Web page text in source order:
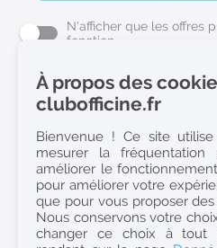
N'afficher que les offres
fonction
L'emploi Pharmacie par
Pharmacien (H/F)
Préparateur en Pharmacie (H/F)
Etudiant en Pharmacie (H/F)
Etudiant en Pharmacie 6e
Conseiller Dermo Cosmetique
À propos des
clubofficine.fr
Bienvenue ! Ce site
mesurer la
améliorer le
pour améliorer votre
que pour vous proposer
Nous conservons votre
changer ce choix à tout